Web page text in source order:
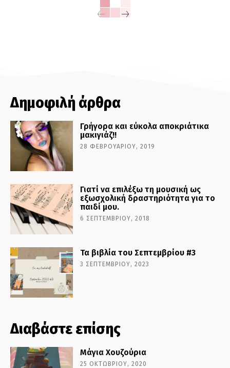
Δημοφιλή άρθρα
Γρήγορα και εύκολα αποκριάτικα
μακιγιάζ!!
28 ΦΕΒΡΟΥΑΡΊΟΥ, 2019
Γιατί να επιλέξω τη μουσική ως
εξωσχολική δραστηριότητα για το
παιδί μου.
6 ΣΕΠΤΕΜΒΡΊΟΥ, 2018
Τα βιβλία του Σεπτεμβρίου #3
3 ΣΕΠΤΕΜΒΡΊΟΥ, 2023
Διαβάστε επίσης
Μάγια Χουζούρια
25 ΟΚΤΩΒΡΊΟΥ, 2020